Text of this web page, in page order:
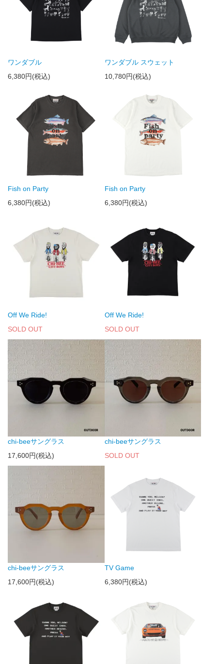
ワンダブル
6,380円(税込)
ワンダブル スウェット
10,780円(税込)
Fish on Party
6,380円(税込)
Fish on Party
6,380円(税込)
Off We Ride!
SOLD OUT
Off We Ride!
SOLD OUT
chi-beeサングラス
17,600円(税込)
chi-beeサングラス
SOLD OUT
chi-beeサングラス
17,600円(税込)
TV Game
6,380円(税込)